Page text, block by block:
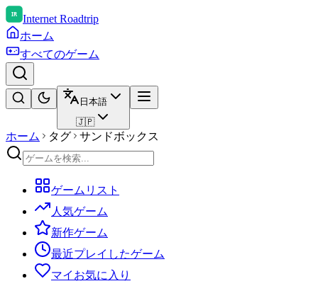
Internet Roadtrip
ホーム
すべてのゲーム
日本語
🇯🇵
ホーム タグ サンドボックス
ゲームリスト
人気ゲーム
新作ゲーム
最近プレイしたゲーム
マイお気に入り